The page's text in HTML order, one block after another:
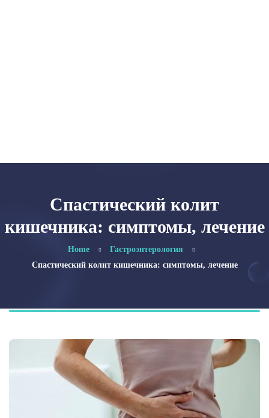
Спастический колит
кишечника: симптомы, лечение
Home
Гастроэнтерология
Спастический колит кишечника: симптомы, лечение